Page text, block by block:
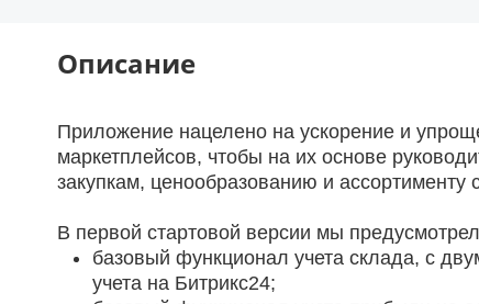
Описание
Приложение нацелено на ускорение и
маркетплейсов, чтобы на их основе
закупкам, ценообразованию и ассортименту
В первой стартовой версии мы
базовый функционал учета склада, с
учета на Битрикс24;